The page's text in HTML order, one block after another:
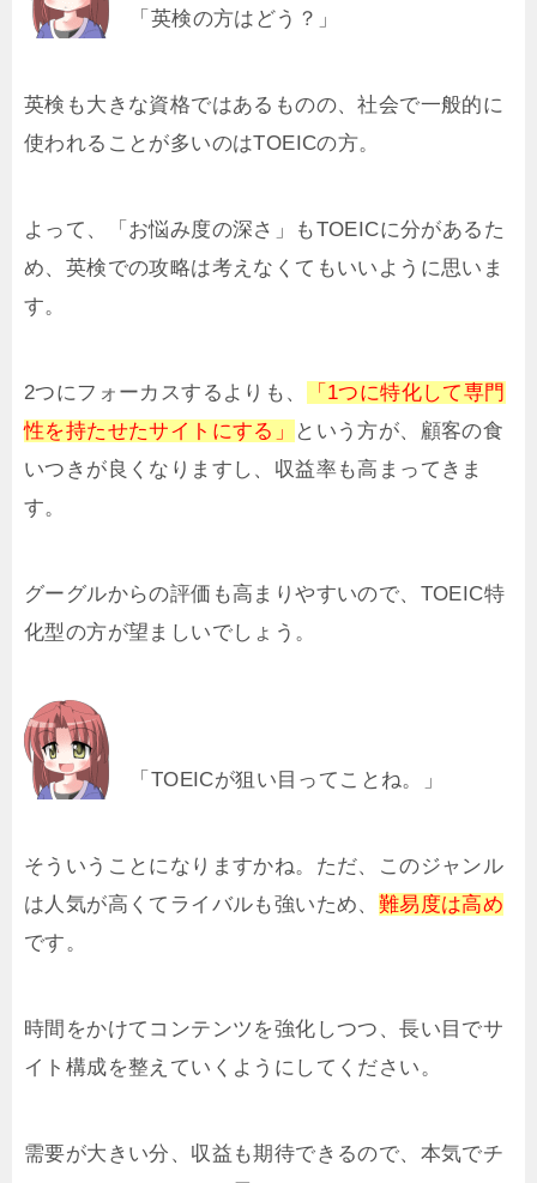
「英検の方はどう？」
英検も大きな資格ではあるものの、社会で一般的に
使われることが多いのはTOEICの方。
よって、「お悩み度の深さ」もTOEICに分があるた
め、英検での攻略は考えなくてもいいように思いま
す。
2つにフォーカスするよりも、
「1つに特化して専門
性を持たせたサイトにする」
という方が、顧客の食
いつきが良くなりますし、収益率も高まってきま
す。
グーグルからの評価も高まりやすいので、TOEIC特
化型の方が望ましいでしょう。
「TOEICが狙い目ってことね。」
そういうことになりますかね。ただ、このジャンル
は人気が高くてライバルも強いため、 難易度は高め
です。
時間をかけてコンテンツを強化しつつ、長い目でサ
イト構成を整えていくようにしてください。
需要が大きい分、収益も期待できるので、本気でチ